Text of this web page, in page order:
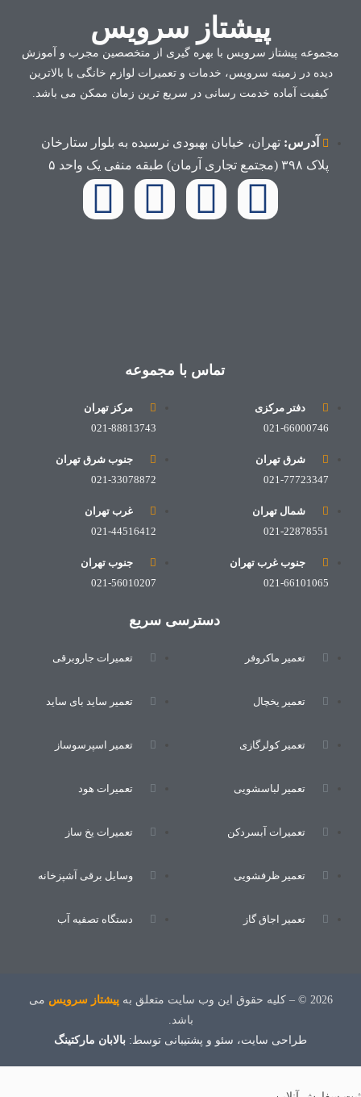
پیشتاز سرویس
مجموعه پیشتاز سرویس با بهره گیری از متخصصین مجرب و آموزش
دیده در زمینه سرویس، خدمات و تعمیرات لوازم خانگی با بالاترین
کیفیت آماده خدمت رسانی در سریع ترین زمان ممکن می باشد.
آدرس: تهران، خیابان بهبودی نرسیده به بلوار ستارخان
پلاک ۳۹۸ (مجتمع تجاری آرمان) طبقه منفی یک واحد ۵
تماس با مجموعه
دفتر مرکزی
021-66000746
شرق تهران
021-77723347
شمال تهران
021-22878551
جنوب غرب تهران
021-66101065
مرکز تهران
021-88813743
جنوب شرق تهران
021-33078872
غرب تهران
021-44516412
جنوب تهران
021-56010207
دسترسی سریع
تعمیر ماکروفر
تعمیر یخچال
تعمیر کولرگازی
تعمیر لباسشویی
تعمیرات آبسردکن
تعمیر ظرفشویی
تعمیر اجاق گاز
تعمیرات جاروبرقی
تعمیر ساید بای ساید
تعمیر اسپرسوساز
تعمیرات هود
تعمیرات یخ ساز
وسایل برقی آشپزخانه
دستگاه تصفیه آب
2026 © – کلیه حقوق این وب سایت متعلق به پیشتاز سرویس می
باشد.
طراحی سایت، سئو و پشتیبانی توسط: بالابان مارکتینگ